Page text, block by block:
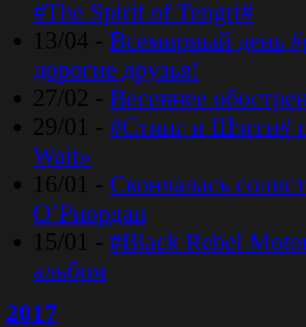
#The Spirit of Tengri#
13/04 - Всемирный день
дорогие друзья!
27/02 - Весеннее
29/01 - #Стинг и Шэгги#
Wait»
16/01 - Скончалась
O’Риордан
15/01 - #Black Rebel
альбом
2017